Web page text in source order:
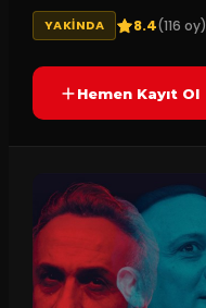
YAKINDA 8.4(116 oy)
Hemen Kayıt Ol